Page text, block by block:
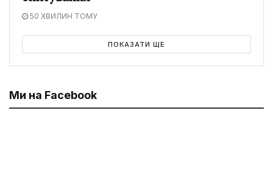
50 ХВИЛИН ТОМУ
ПОКАЗАТИ ЩЕ
Ми на Facebook